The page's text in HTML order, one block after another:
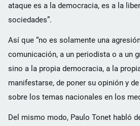
ataque es a la democracia, es a la
sociedades”.
Así que “no es solamente una
comunicación, a un periodista o a un
sino a la propia democracia, a la
manifestarse, de poner su opinión y
sobre los temas nacionales en los
Del mismo modo, Paulo Tonet habló